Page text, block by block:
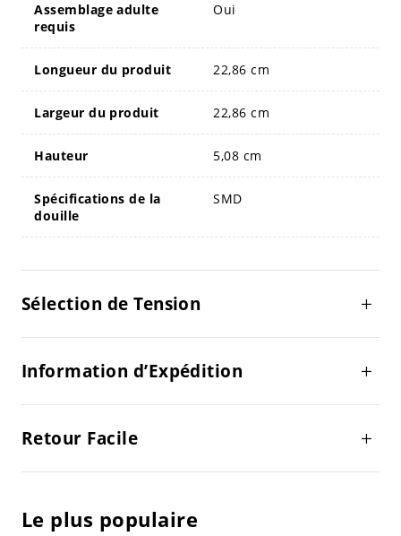
Assemblage adulte
requis
Oui
Longueur du produit 22,86 cm
Largeur du produit 22,86 cm
Hauteur 5,08 cm
Spécifications de la
douille
SMD
Sélection de Tension
Information d’Expédition
Retour Facile
Le plus populaire